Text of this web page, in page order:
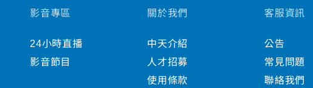
影音專區
24小時直播
影音節目
關於我們
中天介紹
人才招募
使用條款
客服資訊
公告
常見問題
聯絡我們